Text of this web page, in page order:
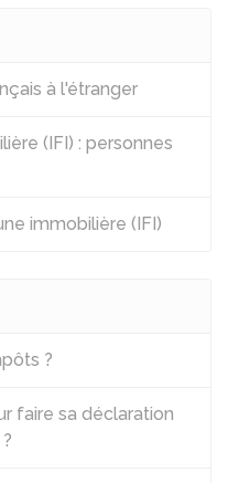
à l'étranger
(IFI) : personnes
immobilière (IFI)
?
faire sa déclaration